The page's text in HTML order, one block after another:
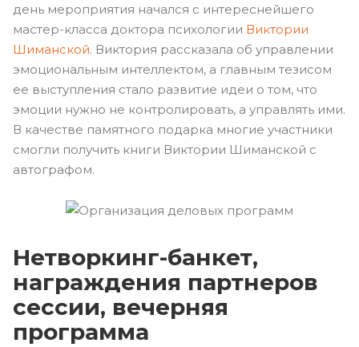
день мероприятия начался с интереснейшего
мастер-класса доктора психологии Виктории
Шиманской. Виктория рассказала об управлении
эмоциональным интеллектом, а главным тезисом
ее выступления стало развитие идеи о том, что
эмоции нужно не контролировать, а управлять ими.
В качестве памятного подарка многие участники
смогли получить книги Виктории Шиманской с
автографом.
Нетворкинг-банкет,
награждения партнеров
сессии, вечерняя
программа